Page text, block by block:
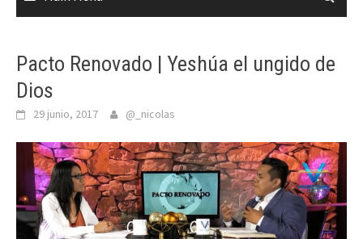
Pacto Renovado | Yeshúa el ungido de
Dios
29 junio, 2017 @_nicolas